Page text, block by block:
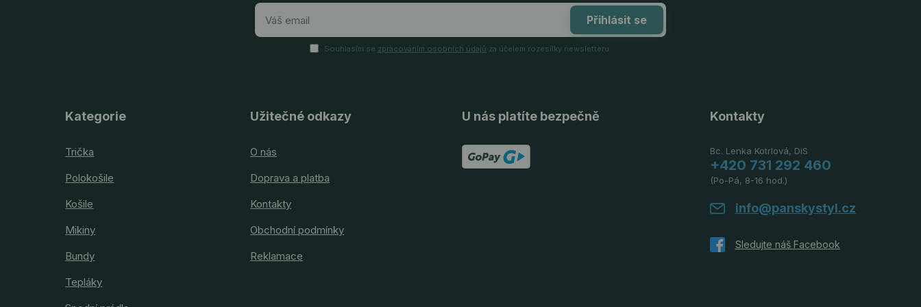
Přihlásit se
Souhlasím se zpracováním osobních údajů za účelem rozesílky newsletteru.
Kategorie
Trička
Polokošile
Košile
Mikiny
Bundy
Tepláky
Užitečné odkazy
O nás
Doprava a platba
Kontakty
Obchodní podmínky
Reklamace
U nás platíte bezpečně Kontakty
Bc. Lenka Kotrlová, DiS
+420 731 292 460
(Po-Pá, 8-16 hod.)
info@panskystyl.cz